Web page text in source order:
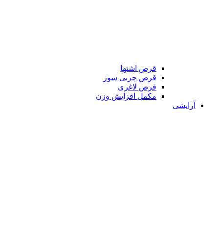
قرص اشتها
قرص چربی سوز
قرص لاغری
مکمل افزایش وزن
آرایشی